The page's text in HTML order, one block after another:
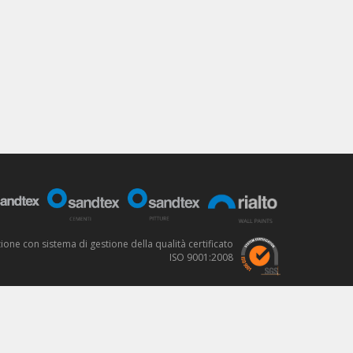
con sistema di gestione della qualità certificato
ISO 9001:2008